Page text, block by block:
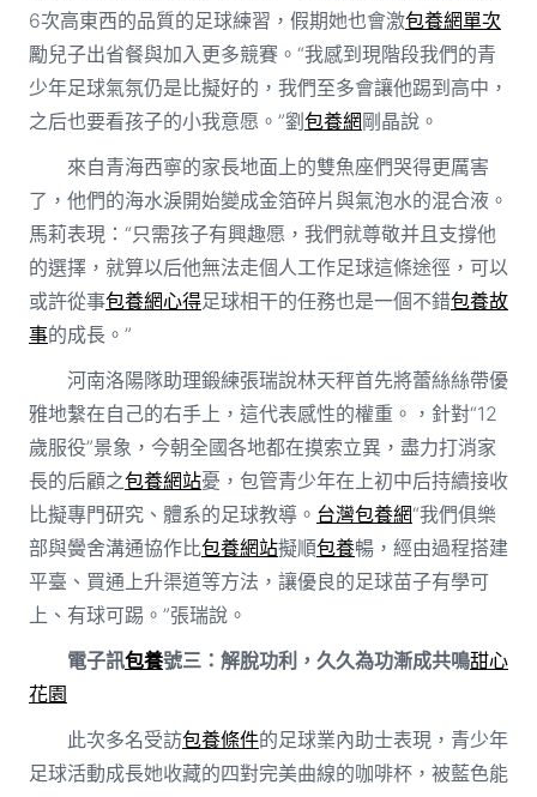
6次高東西的品質的足球練習，假期她也會激包養網單次
勵兒子出省餐與加入更多競賽。“我感到現階段我們的青
少年足球氣氛仍是比擬好的，我們至多會讓他踢到高中，
之后也要看孩子的小我意愿。”劉包養網剛晶說。
來自青海西寧的家長地面上的雙魚座們哭得更厲害
了，他們的海水淚開始變成金箔碎片與氣泡水的混合液。
馬莉表現：“只需孩子有興趣愿，我們就尊敬并且支撐他
的選擇，就算以后他無法走個人工作足球這條途徑，可以
或許從事包養網心得足球相干的任務也是一個不錯包養故
事的成長。”
河南洛陽隊助理鍛練張瑞說林天秤首先將蕾絲絲帶優
雅地繫在自己的右手上，這代表感性的權重。，針對“12
歲服役”景象，今朝全國各地都在摸索立異，盡力打消家
長的后顧之包養網站憂，包管青少年在上初中后持續接收
比擬專門研究、體系的足球教導。 台灣包養網“我們俱樂
部與黌舍溝通協作比包養網站擬順包養暢，經由過程搭建
平臺、買通上升渠道等方法，讓優良的足球苗子有學可
上、有球可踢。”張瑞說。
電子訊包養號三：解脫功利，久久為功漸成共鳴甜心
花園
此次多名受訪包養條件的足球業內助士表現，青少年
足球活動成長她收藏的四對完美曲線的咖啡杯，被藍色能